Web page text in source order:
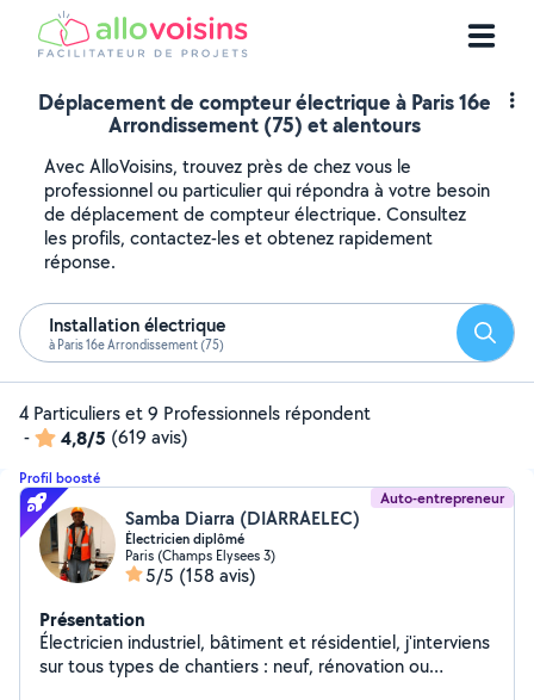
Déplacement de compteur électrique à Paris 16e
Arrondissement (75) et alentours
Avec AlloVoisins, trouvez près de chez vous le
professionnel ou particulier qui répondra à votre besoin
de déplacement de compteur électrique. Consultez
les profils, contactez-les et obtenez rapidement
réponse.
Installation électrique
à Paris 16e Arrondissement (75)
4 Particuliers et 9 Professionnels répondent
-
4,8/5 (619 avis)
Profil boosté
Auto-entrepreneur
Samba Diarra (DIARRAELEC)
Électricien diplômé
Paris (Champs Elysees 3)
5/5 (158 avis)
Présentation
Électricien industriel, bâtiment et résidentiel, j'interviens
sur tous types de chantiers : neuf, rénovation ou